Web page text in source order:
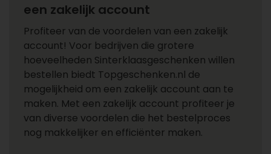
een zakelijk account
Profiteer van de voordelen van een zakelijk
account! Voor bedrijven die grotere
hoeveelheden Sinterklaasgeschenken willen
bestellen biedt Topgeschenken.nl de
mogelijkheid om een zakelijk account aan te
maken. Met een zakelijk account profiteer je
van diverse voordelen die het bestelproces
nog makkelijker en efficiënter maken.